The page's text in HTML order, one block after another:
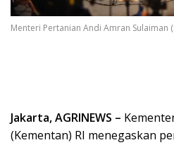
Menteri Pertanian Andi Amran Sulaiman
Jakarta, AGRINEWS –
(Kementan) RI menegaskan